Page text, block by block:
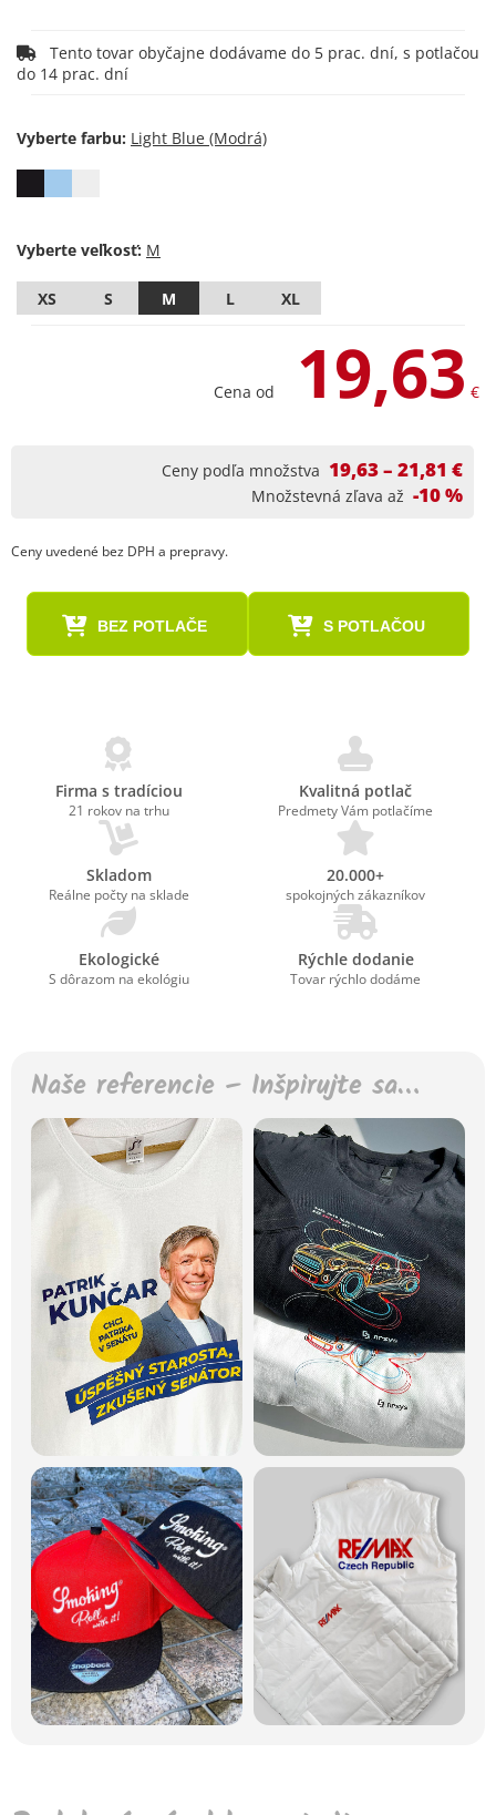
do 14 prac. dní
Vyberte farbu:
Vyberte veľkosť:
XS S M L XL
Cena od 19,63 €
Ceny podľa množstva 19,63 – 21,81 €
Množstevná zľava až -10 %
Ceny uvedené bez DPH a prepravy.
BEZ POTLAČE S POTLAČOU
Firma s tradíciou
21 rokov na trhu
Kvalitná potlač
Predmety Vám potlačíme
Skladom
Reálne počty na sklade
20.000+
spokojných zákazníkov
Ekologické
S dôrazom na ekológiu
Rýchle dodanie
Tovar rýchlo dodáme
Naše referencie – Inšpirujte sa…